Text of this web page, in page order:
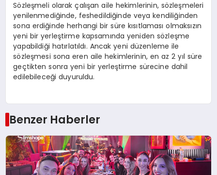
Sözleşmeli olarak çalışan aile hekimlerinin, sözleşmeleri
yenilenmediğinde, feshedildiğinde veya kendiliğinden
sona erdiğinde herhangi bir süre kısıtlaması olmaksızın
yeni bir yerleştirme kapsamında yeniden sözleşme
yapabildiği hatırlatıldı. Ancak yeni düzenleme ile
sözleşmesi sona eren aile hekimlerinin, en az 2 yıl süre
geçtikten sonra yeni bir yerleştirme sürecine dahil
edilebileceği duyuruldu.
Benzer Haberler